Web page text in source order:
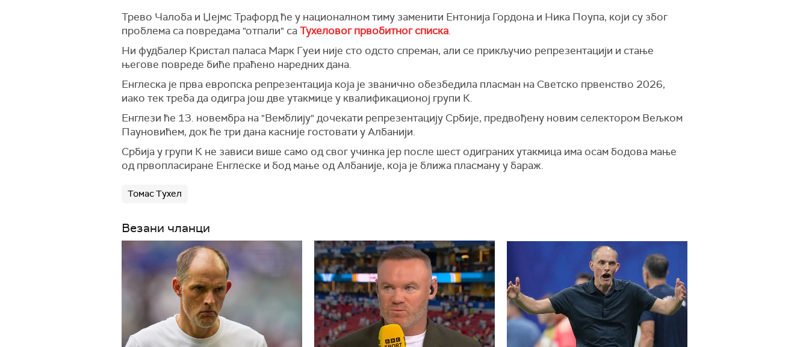
Трево Чалоба и Џејмс Трафорд ће у националном тиму заменити Ентонија Гордона и Ника Поупа, који су због
проблема са повредама "отпали" саТухеловог првобитног списка.
Ни фудбалер Кристал паласа Марк Гуеи није сто одсто спреман, али се прикључио репрезентацији и стање
његове повреде биће праћено наредних дана.
Енглеска је прва европска репрезентација која је званично обезбедила пласман на Светско првенство 2026,
иако тек треба да одигра још две утакмице у квалификационој групи К.
Енглези ће 13. новембра на "Вемблију" дочекати репрезентацију Србије, предвођену новим селектором Вељком
Пауновићем, док ће три дана касније гостовати у Албанији.
Србија у групи К не зависи више само од свог учинка јер после шест одиграних утакмица има осам бодова мање
од првопласиране Енглеске и бод мање од Албаније, која је ближа пласману у бараж.
Томас Тухел
Везани чланци